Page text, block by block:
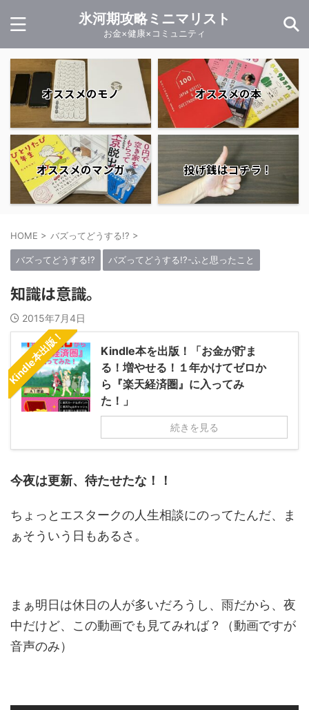
氷河期攻略ミニマリスト
お金×健康×コミュニティ
オススメのモノ オススメの本
オススメのマンガ 投げ銭はコチラ！
HOME > バズってどうする!? >
バズってどうする!? バズってどうする!?-ふと思ったこと
知識は意識。
2015年7月4日
Kindle本出版！
Kindle本を出版！「お金が貯ま
る！増やせる！１年かけてゼロか
ら『楽天経済圏』に入ってみ
た！」
続きを見る
今夜は更新、待たせたな！！
ちょっとエスタークの人生相談にのってたんだ、ま
ぁそういう日もあるさ。
まぁ明日は休日の人が多いだろうし、雨だから、夜
中だけど、この動画でも見てみれば？（動画ですが
音声のみ）